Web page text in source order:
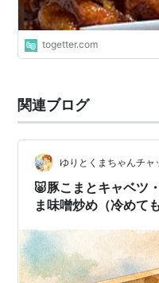
togetter.com
関連ブログ
ゆりとくまちゃんチ
🐷豚こまとキャベツ
ま味噌炒め（冷めて